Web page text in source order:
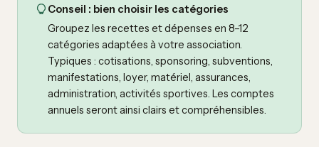
Conseil : bien choisir les catégories
Groupez les recettes et dépenses en 8–12
catégories adaptées à votre association.
Typiques : cotisations, sponsoring, subventions,
manifestations, loyer, matériel, assurances,
administration, activités sportives. Les comptes
annuels seront ainsi clairs et compréhensibles.